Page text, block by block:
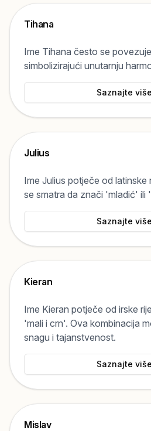
Tihana
Ime Tihana često se
simbolizirajući unutarnju
Saznajte više
Julius
Ime Julius potječe od latinske
se smatra da znači 'mladić' ili
Saznajte više
Kieran
Ime Kieran potječe od irske
'mali i crn'. Ova kombinacija
snagu i tajanstvenost.
Saznajte više
Mislav